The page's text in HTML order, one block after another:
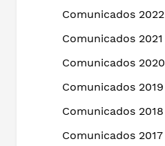
Comunicados 2022
Comunicados 2021
Comunicados 2020
Comunicados 2019
Comunicados 2018
Comunicados 2017